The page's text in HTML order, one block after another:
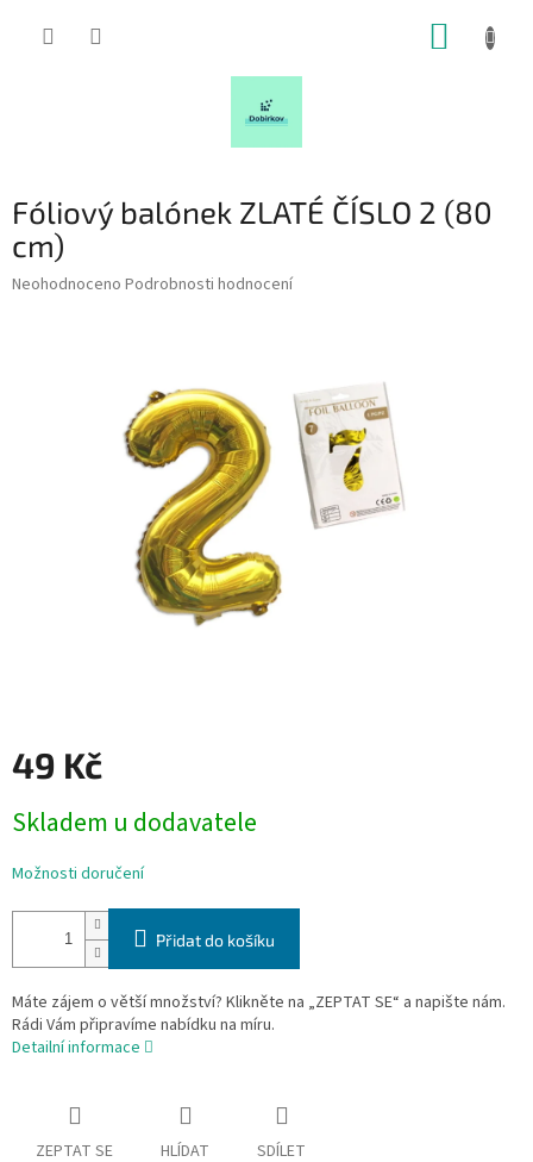
Fóliový balónek ZLATÉ ČÍSLO 2 (80
cm)
Průměrné
Neohodnoceno Podrobnosti hodnocení
49 Kč
cena:
Skladem u dodavatele
Možnosti doručení
Přidat do košíku
Máte zájem o větší množství? Klikněte na „ZEPTAT SE“ a napište nám.
Rádi Vám připravíme nabídku na míru.
Detailní informace
ZEPTAT SE HLÍDAT SDÍLET